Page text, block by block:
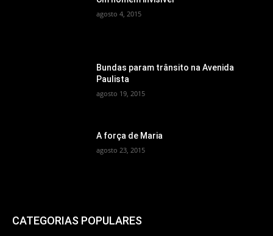
agosto 4, 2015
Bundas param trânsito na Avenida
Paulista
agosto 19, 2015
A força de Maria
agosto 23, 2015
CATEGORIAS POPULARES